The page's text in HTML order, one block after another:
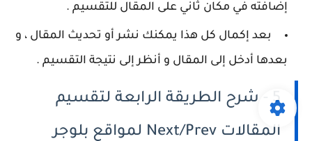
إضافته في مكان ثاني على المقال للتقسيم .
بعد إكمال كل هذا يمكنك نشر أو تحديث المقال ، و
بعدها أدخل إلى المقال و أنظر إلى نتيجة التقسيم .
5 - شرح الطريقة الرابعة لتقسيم
المقالات Next/Prev لمواقع بلوجر